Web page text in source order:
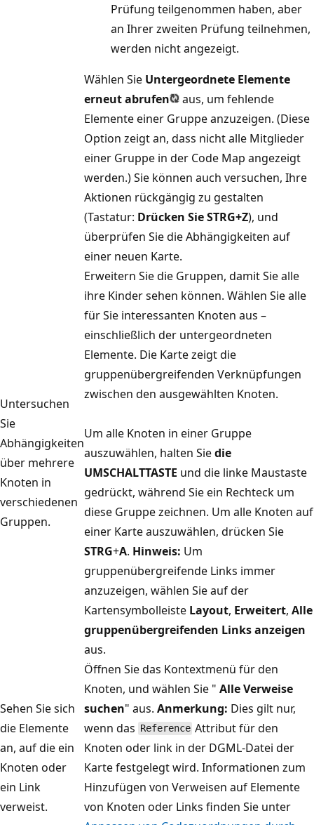
Prüfung teilgenommen haben, aber
an Ihrer zweiten Prüfung teilnehmen,
werden nicht angezeigt.
Wählen Sie Untergeordnete Elemente
erneut abrufen
aus, um fehlende
Elemente einer Gruppe anzuzeigen. (Diese
Option zeigt an, dass nicht alle Mitglieder
einer Gruppe in der Code Map angezeigt
werden.) Sie können auch versuchen, Ihre
Aktionen rückgängig zu gestalten
(Tastatur: Drücken Sie STRG+Z), und
überprüfen Sie die Abhängigkeiten auf
einer neuen Karte.
Untersuchen
Sie
Abhängigkeiten
über mehrere
Knoten in
verschiedenen
Gruppen.
Erweitern Sie die Gruppen, damit Sie alle
ihre Kinder sehen können. Wählen Sie alle
für Sie interessanten Knoten aus –
einschließlich der untergeordneten
Elemente. Die Karte zeigt die
gruppenübergreifenden Verknüpfungen
zwischen den ausgewählten Knoten.
Um alle Knoten in einer Gruppe
auszuwählen, halten Siedie
UMSCHALTTASTE und die linke Maustaste
gedrückt, während Sie ein Rechteck um
diese Gruppe zeichnen. Um alle Knoten auf
einer Karte auszuwählen, drücken Sie
STRG+A. Hinweis: Um
gruppenübergreifende Links immer
anzuzeigen, wählen Sie auf der
Kartensymbolleiste Layout, Erweitert, Alle
gruppenübergreifenden Links anzeigen
aus.
Sehen Sie sich
die Elemente
an, auf die ein
Knoten oder
ein Link
verweist.
Öffnen Sie das Kontextmenü für den
Knoten, und wählen Sie " Alle Verweise
suchen" aus. Anmerkung: Dies gilt nur,
wenn das Reference Attribut für den
Knoten oder link in der DGML-Datei der
Karte festgelegt wird. Informationen zum
Hinzufügen von Verweisen auf Elemente
von Knoten oder Links finden Sie unter